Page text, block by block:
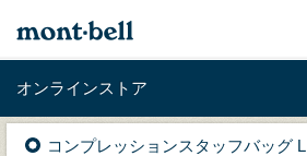
オンラインストア
コンプレッションスタッフバッグ L